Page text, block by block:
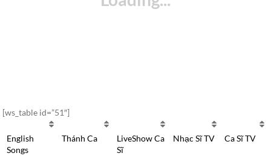
[ws_table id=”51″]
English
Songs
Thánh Ca
LiveShow Ca
Sĩ
Nhạc Sĩ TV Ca Sĩ TV